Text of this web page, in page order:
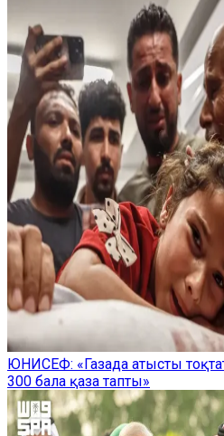
ЮНИСЕФ: «Газада атысты
300 бала қаза тапты»